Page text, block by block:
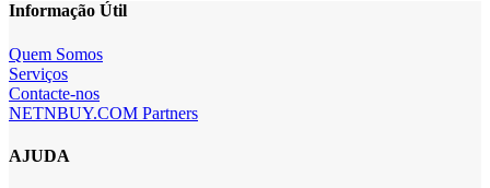
Informação Útil
Quem Somos
Serviços
Contacte-nos
NETNBUY.COM Partners
AJUDA